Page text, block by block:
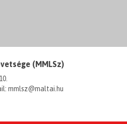
(MMLSz)
mmlsz@maltai.hu